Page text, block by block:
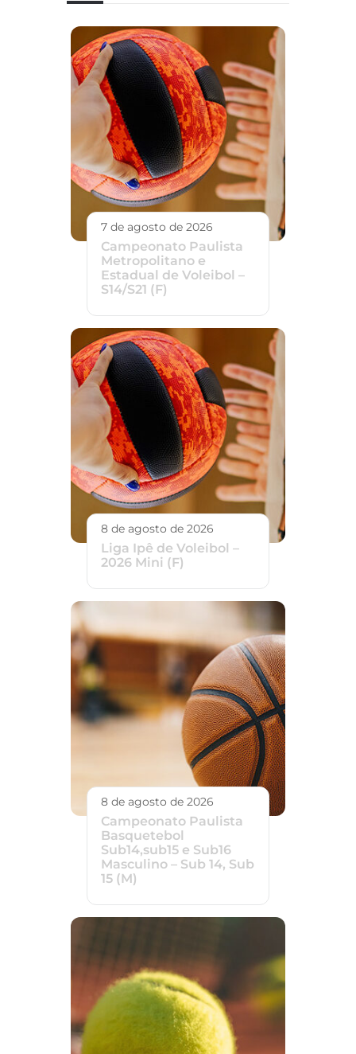
7 de agosto de 2026
Campeonato Paulista
Metropolitano e
Estadual de Voleibol –
S14/S21 (F)
8 de agosto de 2026
Liga Ipê de Voleibol –
2026 Mini (F)
8 de agosto de 2026
Campeonato Paulista
Basquetebol
Sub14,sub15 e Sub16
Masculino – Sub 14, Sub
15 (M)